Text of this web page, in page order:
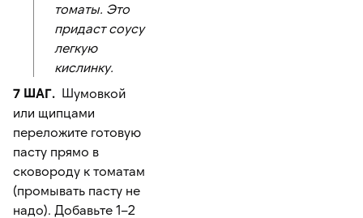
томаты. Это
придаст соусу
легкую
кислинку.
7 ШАГ. Шумовкой
или щипцами
переложите готовую
пасту прямо в
сковороду к томатам
(промывать пасту не
надо). Добавьте 1–2